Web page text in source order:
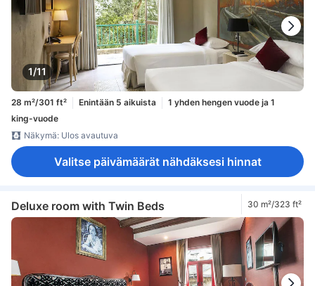
1/11
28 m²/301 ft² Enintään 5 aikuista
1 yhden hengen vuode ja 1
king-vuode
Näkymä: Ulos avautuva
Valitse päivämäärät nähdäksesi hinnat
Deluxe room with Twin Beds 30 m²/323 ft²